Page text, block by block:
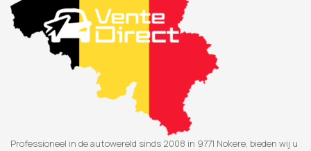
Professioneel in de autowereld sinds 2008 in 9771 Nokere, bieden wij u